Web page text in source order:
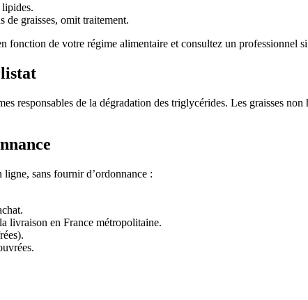
lipides.
de graisses, omit traitement.
fonction de votre régime alimentaire et consultez un professionnel
responsables de la dégradation des triglycérides. Les graisses
sans fournir d’ordonnance :
livraison en France métropolitaine.